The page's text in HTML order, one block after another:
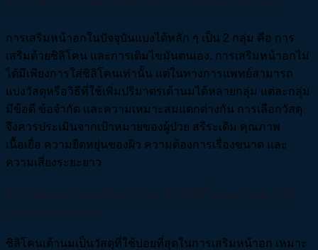
การเสริมหน้าอกในปัจจุบันแบ่งได้หลัก ๆ เป็น 2 กลุ่ม คือ การ
เสริมด้วยซิลิโคน และการเติมไขมันตนเอง. การเสริมหน้าอกไม่
ได้มีเพียงการใส่ซิลิโคนเท่านั้น แต่ในทางการแพทย์สามารถ
แบ่งวัสดุหรือวิธีที่ใช้เพิ่มปริมาตรเต้านมได้หลายกลุ่ม แต่ละกลุ่ม
มีข้อดี ข้อจำกัด และความเหมาะสมแตกต่างกัน การเลือกวัสดุ
จึงควรประเมินจากเป้าหมายของผู้ป่วย สรีระเดิม คุณภาพ
เนื้อเยื่อ ความยืดหยุ่นของผิว ความต้องการเรื่องขนาด และ
ความเสี่ยงระยะยาว
ซิลิโคนเต้านมเป็นวัสดุที่ใช้บ่อยที่สุดในการเสริมหน้าอก เหมาะ